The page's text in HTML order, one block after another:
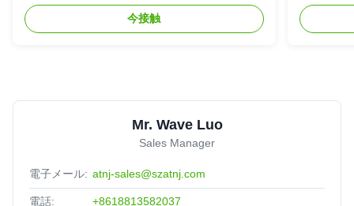
ター
今接触
リピエ
Mr. Wave Luo
Sales Manager
電子メール: atnj-sales@szatnj.com
電話: +8618813582037